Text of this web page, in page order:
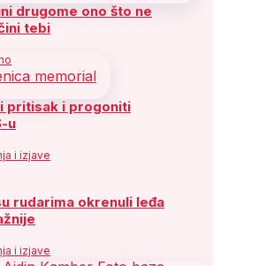
drugome ono što ne
tebi
pritisak i progoniti
u
i izjave
rudarima okrenuli leđa
i izjave